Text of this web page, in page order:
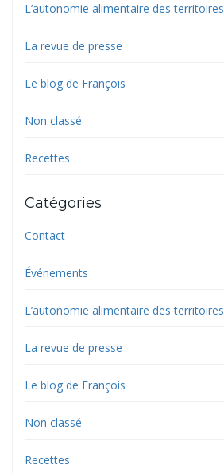
L’autonomie alimentaire des territoires
La revue de presse
Le blog de François
Non classé
Recettes
Catégories
Contact
Événements
L’autonomie alimentaire des territoires
La revue de presse
Le blog de François
Non classé
Recettes